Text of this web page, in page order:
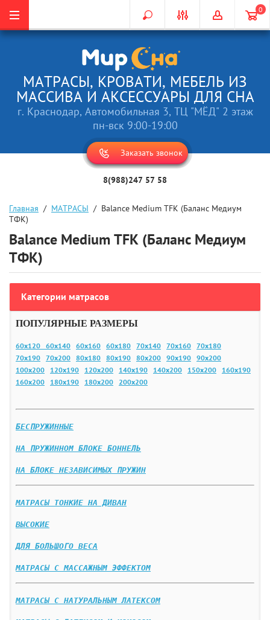
0
МАТРАСЫ, КРОВАТИ, МЕБЕЛЬ ИЗ
МАССИВА И АКСЕССУАРЫ ДЛЯ СНА
г. Краснодар, Автомобильная 3, ТЦ "МЁД" 2 этаж
пн-вск 9:00-19:00
Заказать звонок
8(988)247 57 58
Главная
  /
МАТРАСЫ
  /  Balance Medium TFK (Баланс Медиум
ТФК)
Balance Medium TFK (Баланс Медиум
ТФК)
Категории матрасов
ПОПУЛЯРНЫЕ РАЗМЕРЫ
60х120 60х140 60х160 60х180 70х140 70х160 70х180
70х190 70х200 80х180 80х190 80х200 90х190 90х200
100х200
120х190 120х200 140х190 140х200 150х200
160х190
160х200
180х190 180х200 200х200
БЕСПРУЖИННЫЕ
НА ПРУЖИННОМ БЛОКЕ БОННЕЛЬ
НА БЛОКЕ НЕЗАВИСИМЫХ ПРУЖИН
МАТРАСЫ ТОНКИЕ НА ДИВАН
ВЫСОКИЕ
ДЛЯ БОЛЬШОГО ВЕСА
МАТРАСЫ С МАССАЖНЫМ ЭФФЕКТОМ
МАТРАСЫ С НАТУРАЛЬНЫМ ЛАТЕКСОМ